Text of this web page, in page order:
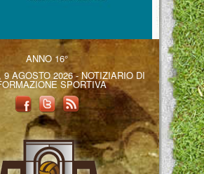
ANNO 16°
AGOSTO 2026 - NOTIZIARIO DI
SPORTIVA